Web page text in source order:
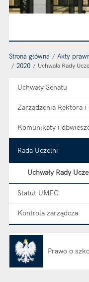
Strona główna Akty
2020
Uchwała Rady
Uchwały Senatu
Zarządzenia Rektora i
Komunikaty i
Rada Uczelni
Uchwały Rady
Statut UMFC
Kontrola zarządcza
Prawo o